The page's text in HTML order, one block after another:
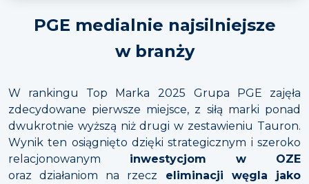
PGE medialnie najsilniejsze
w branży
W rankingu Top Marka 2025
Grupa PGE zajęła
zdecydowane pierwsze miejsce, z siłą marki ponad
dwukrotnie wyższą niż drugi w zestawieniu Tauron.
Wynik ten osiągnięto dzięki strategicznym i szeroko
relacjonowanym inwestycjom w OZE
oraz działaniom na rzecz eliminacji węgla jako